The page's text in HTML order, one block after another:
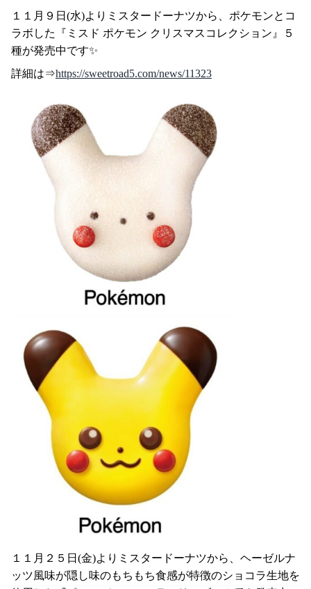
１１月９日(水)よりミスタードーナツから、ポケモンとコ
ラボした『ミスド ポケモン クリスマスコレクション』５
種が発売中です✨
詳細は⇒https://sweetroad5.com/news/11323
１１月２５日(金)よりミスタードーナツから、ヘーゼルナ
ッツ風味が隠し味のもちもち食感が特徴のショコラ生地を